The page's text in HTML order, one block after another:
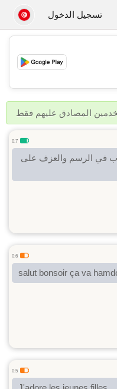
تسجيل الدخول
💖
المصادق عليهم فقط
0.7
في الرسم والعزف على
0.6
salut bonsoir ça va
0.5